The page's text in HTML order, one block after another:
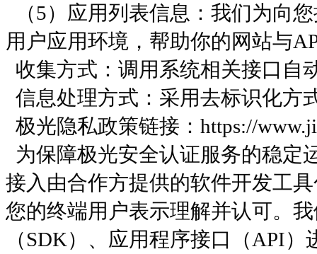
（5）应用列表信息：我们为向
用户应用环境，帮助你的网站与
收集方式：调用系统相关接口自
信息处理方式：采用去标识化方
极光隐私政策链接：https://
为保障极光安全认证服务的稳定
接入由合作方提供的软件开发工
您的终端用户表示理解并认可。
（SDK）、应用程序接口（API